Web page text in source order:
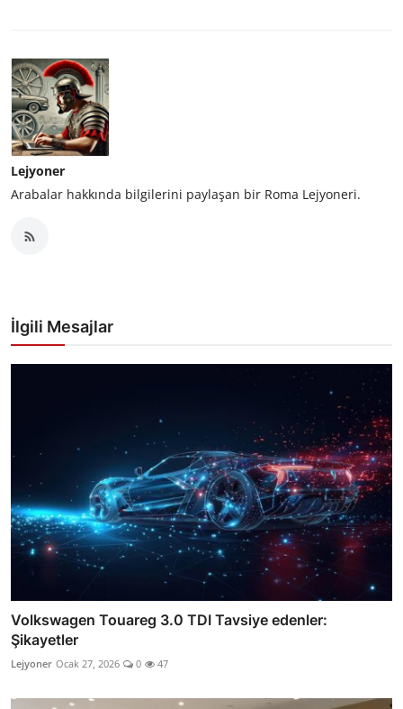
Lejyoner
Arabalar hakkında bilgilerini paylaşan bir Roma Lejyoneri.
İlgili Mesajlar
Volkswagen Touareg 3.0 TDI Tavsiye edenler:
Şikayetler
Lejyoner Ocak 27, 2026 0 47